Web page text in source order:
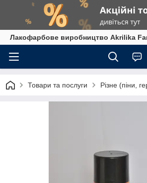
Лакофарбове виробництво Akrilika
Товари та послуги Різне (піни,